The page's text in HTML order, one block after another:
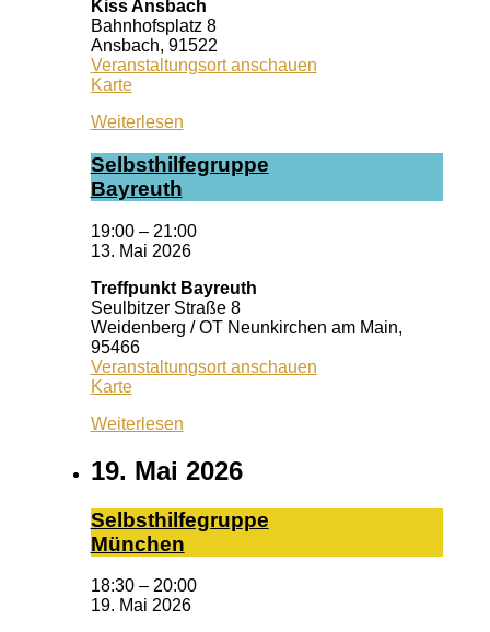
Kiss Ansbach
Bahnhofsplatz 8
Ansbach, 91522
Veranstaltungsort anschauen
KarteKiss
Weiterlesen
Selbst­hil­fe­grup­pe
Bay­reuth
19:00 – 21:00
13. Mai 2026
Treffpunkt Bayreuth
Seulbitzer Straße 8
Weidenberg / OT Neunkirchen am Main,
95466
Veranstaltungsort anschauen
KarteTreffpunkt
Weiterlesen
19. Mai 2026
Selbst­hil­fe­grup­pe
Mün­chen
18:30 – 20:00
19. Mai 2026